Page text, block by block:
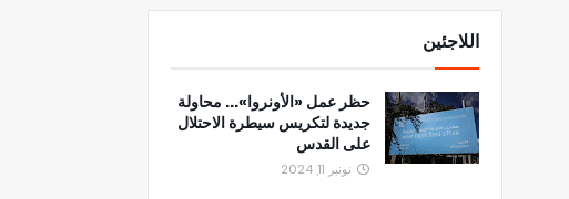
اللاجئين
حظر عمل «الأونروا»... محاولة
جديدة لتكريس سيطرة الاحتلال
على القدس
نونبر 11, 2024